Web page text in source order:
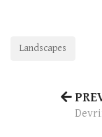
Landscapes